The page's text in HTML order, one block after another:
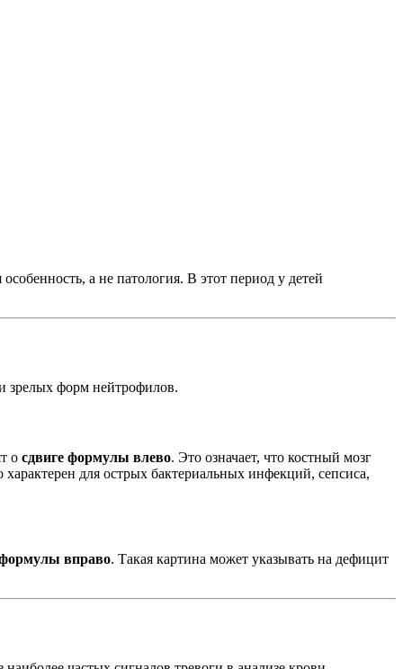
а не патология. В этот период у детей
зрелых форм нейтрофилов.
о сдвиге формулы влево. Это означает, что костный мозг
для острых бактериальных инфекций, сепсиса,
вправо. Такая картина может указывать на дефицит